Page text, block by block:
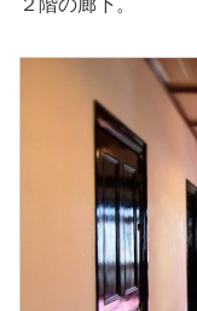
２階の廊下。